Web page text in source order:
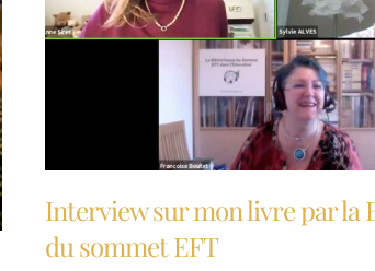
Interview sur mon livre par la
du sommet EFT